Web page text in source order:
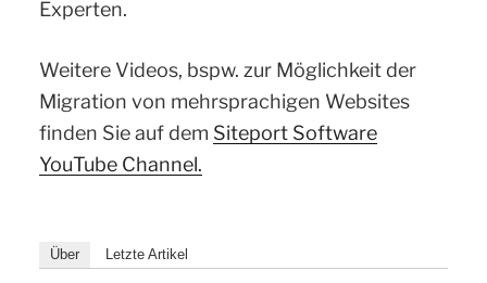
Experten.
Weitere Videos, bspw. zur Möglichkeit der
Migration von mehrsprachigen Websites
finden Sie auf dem Siteport Software
YouTube Channel.
Über Letzte Artikel